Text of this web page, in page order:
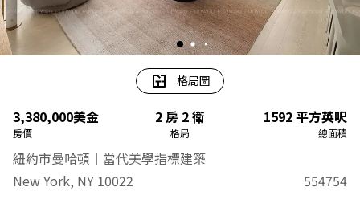
格局圖
3,380,000美金 2 房 2 衛 1592平方英呎
房價 格局 總面積
紐約市曼哈頓｜當代美學指標建築
New York, NY 10022
554754